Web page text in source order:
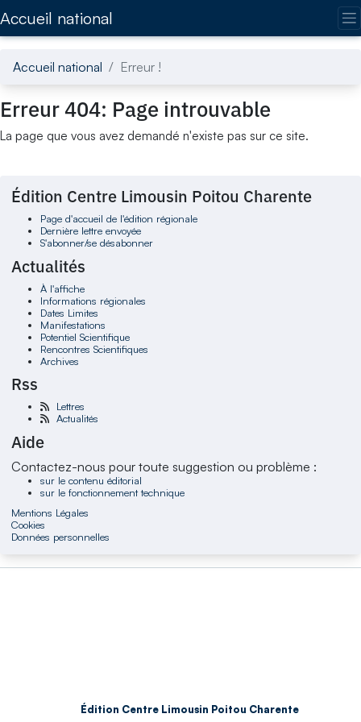
Accueil national
Accueil national Erreur !
Erreur 404: Page introuvable
La page que vous avez demandé n'existe pas sur ce site.
Édition Centre Limousin Poitou Charente
Page d'accueil de l'édition régionale
Dernière lettre envoyée
S'abonner/se désabonner
Actualités
À l'affiche
Informations régionales
Dates Limites
Manifestations
Potentiel Scientifique
Rencontres Scientifiques
Archives
Rss
Lettres
Actualités
Aide
Contactez-nous pour toute suggestion ou problème :
sur le contenu éditorial
sur le fonctionnement technique
Mentions Légales
Cookies
Données personnelles
Édition Centre Limousin Poitou Charente